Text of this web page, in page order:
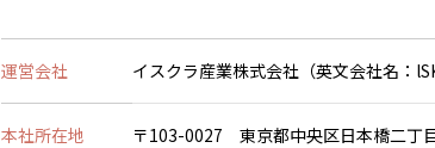
運営会社 イスクラ産業株式会社（英文会社名：
本社所在地 〒103-0027 東京都中央区日本橋二丁